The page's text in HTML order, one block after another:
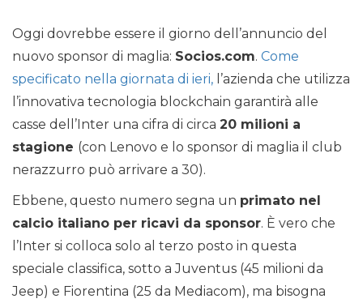
Oggi dovrebbe essere il giorno dell’annuncio del
nuovo sponsor di maglia: Socios.com. Come
specificato nella giornata di ieri, l’azienda che utilizza
l’innovativa tecnologia blockchain garantirà alle
casse dell’Inter una cifra di circa 20 milioni a
stagione (con Lenovo e lo sponsor di maglia il club
nerazzurro può arrivare a 30).
Ebbene, questo numero segna un primato nel
calcio italiano per ricavi da sponsor. È vero che
l’Inter si colloca solo al terzo posto in questa
speciale classifica, sotto a Juventus (45 milioni da
Jeep) e Fiorentina (25 da Mediacom), ma bisogna